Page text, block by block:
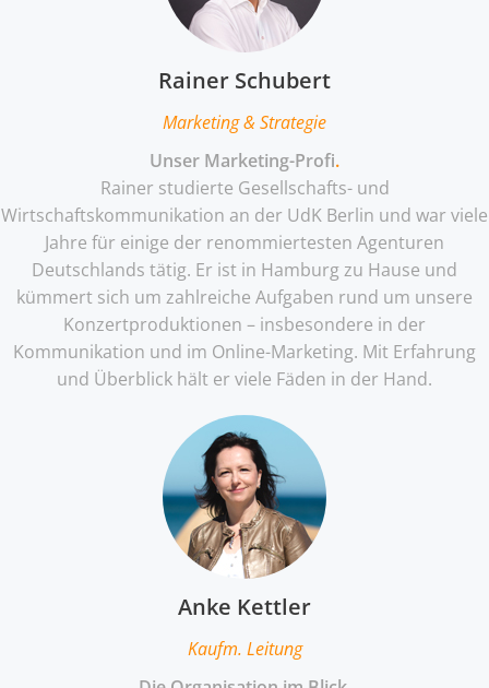
Rainer Schubert
Marketing & Strategie
Unser Marketing-Profi.
Rainer studierte Gesellschafts- und
Wirtschaftskommunikation an der UdK Berlin und war viele
Jahre für einige der renommiertesten Agenturen
Deutschlands tätig. Er ist in Hamburg zu Hause und
kümmert sich um zahlreiche Aufgaben rund um unsere
Konzertproduktionen – insbesondere in der
Kommunikation und im Online-Marketing. Mit Erfahrung
und Überblick hält er viele Fäden in der Hand.
Anke Kettler
Kaufm. Leitung